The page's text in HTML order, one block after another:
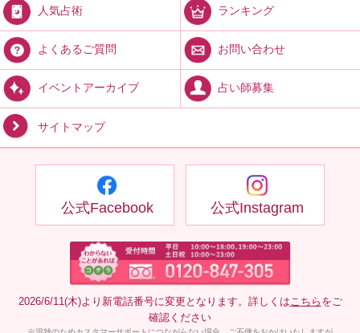
人気占術 ランキング
よくあるご質問 お問い合わせ
イベントアーカイブ 占い師募集
サイトマップ
公式Facebook 公式Instagram
2026/6/11(木)より新電話番号に変更となります。詳しくはこちら をご
確認ください